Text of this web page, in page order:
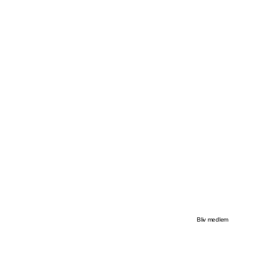
Bliv medlem